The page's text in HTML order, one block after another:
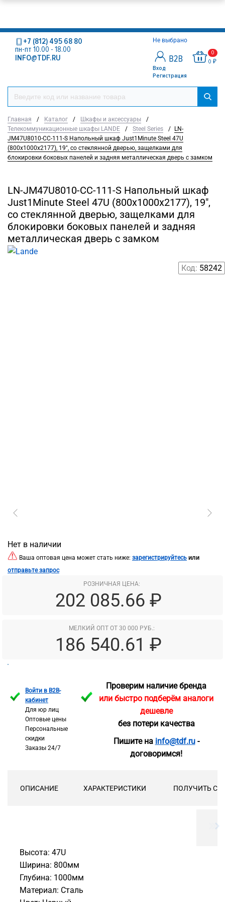
Не выбрано
Вход
Регистрация
0
0 ₽
+7 (812) 495 68 80
пн-пт 10.00 - 18.00
INFO@TDF.RU
Главная / Каталог / Шкафы и аксессуары
/
Телекоммуникационные шкафы LANDE
/ Steel Series /
LN-
JM47U8010-CC-111-S Напольный шкаф Just1Minute Steel 47U
(800х1000х2177), 19", со стеклянной дверью, защелками для
блокировки боковых панелей и задняя металлическая дверь с замком
LN-JM47U8010-CC-111-S Напольный шкаф
Just1Minute Steel 47U (800х1000х2177), 19",
со стеклянной дверью, защелками для
блокировки боковых панелей и задняя
металлическая дверь с замком
Код: 58242
Нет в наличии
Ваша оптовая цена может стать ниже: зарегистрируйтесь или
отправьте запрос
РОЗНИЧНАЯ ЦЕНА:
202 085.66 ₽
МЕЛКИЙ ОПТ ОТ 30 000 РУБ.:
186 540.61 ₽
Войти в B2B-
кабинет
Для юр лиц
Оптовые цены
Персональные
скидки
Заказы 24/7
Проверим наличие бренда
или быстро подберём аналоги
дешевле
без потери качества
Пишите на info@tdf.ru-
договоримся!
ОПИСАНИЕ ХАРАКТЕРИСТИКИ ПОЛУЧИТЬ
Высота: 47U
Ширина: 800мм
Глубина: 1000мм
Материал: Сталь